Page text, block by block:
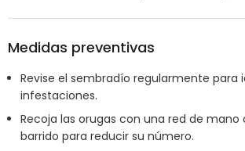
Medidas preventivas
Revise el sembradío regularmente para
infestaciones.
Recoja las orugas con una red de
barrido para reducir su número.